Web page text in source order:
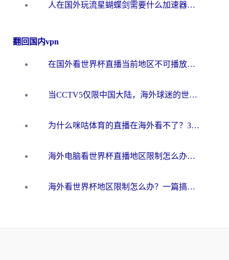
人在国外玩流星蝴蝶剑需要什么加速器？老玩家亲测的终极解决方案
翻回国内vpn
在国外看世界杯直播当前地区不可播放？海外党必看的回国加速全攻略
当CCTV5仅限中国大陆，海外球迷的世界杯狂欢如何继续？
为什么咪咕体育的直播在海外看不了？3步解决海外看世界杯+抖音地区限制难题
海外电脑看世界杯直播地区限制怎么办？你需要一个聪明的加速器
海外看世界杯地区限制怎么办？一篇搞定咪咕视频播放+国内资源无缝访问指南